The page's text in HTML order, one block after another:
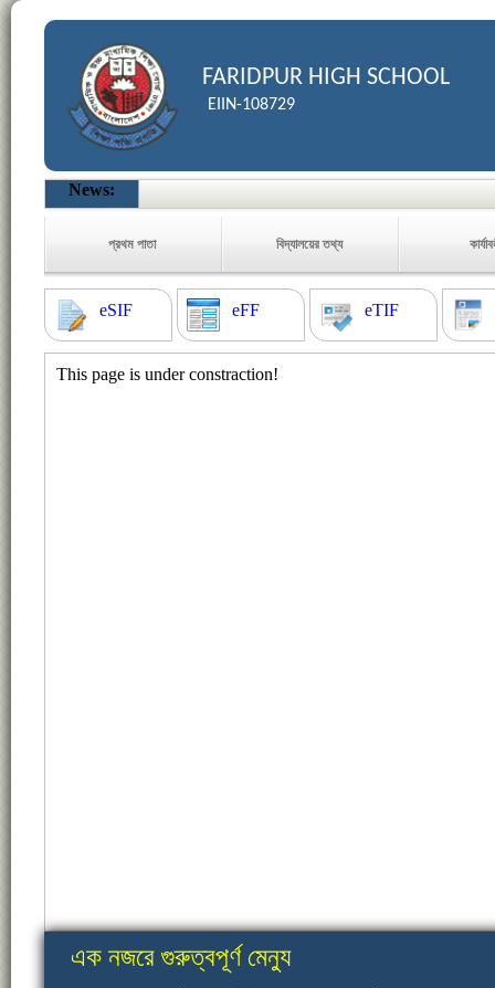
FARIDPUR HIGH SCHOOL
EIIN-108729
News:
প্রথম পাতা বিদ্যালয়ের তথ্য
eSIF eFF eTIF
This page is under constraction!
এক নজরে গুরুত্বপূর্ণ মেন্যু